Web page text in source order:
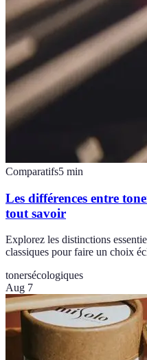
Comparatifs5 min
Les différences entre
tout savoir
Explorez les distinctions
classiques pour faire un choix
tonersécologiques
Aug 7